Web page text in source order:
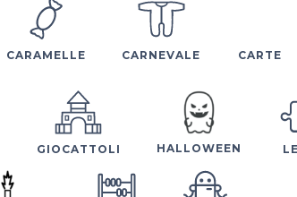
CARAMELLE CARNEVALE CARTE
GIOCATTOLI HALLOWEEN